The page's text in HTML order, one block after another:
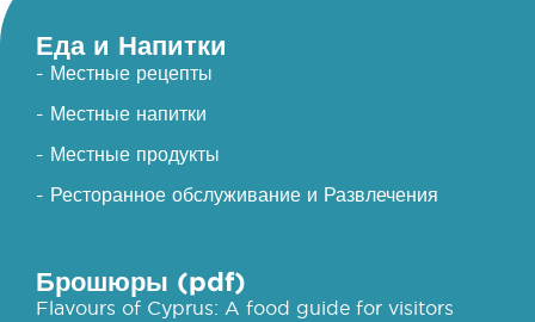
Еда и Напитки
- Местные рецепты
- Местные напитки
- Местные продукты
- Ресторанное обслуживание и Развлечения
Брошюры (pdf)
Flavours of Cyprus: A food guide for visitors